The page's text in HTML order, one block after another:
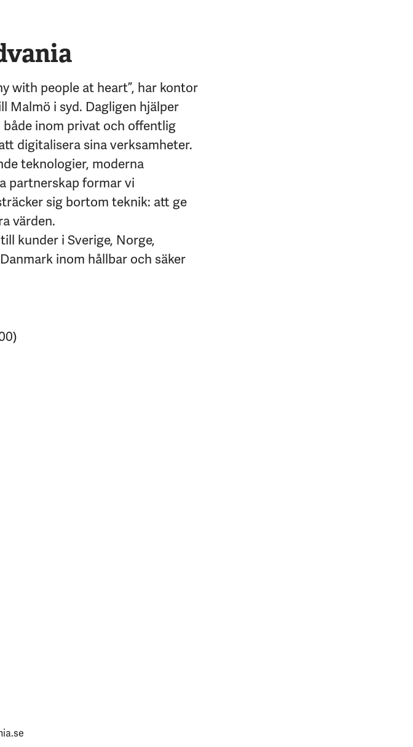
with people at heart”, har kontor
Malmö i syd. Dagligen hjälper
både inom privat och offentlig
digitalisera sina verksamheter.
teknologier, moderna
partnerskap formar vi
sig bortom teknik: att ge
värden.
kunder i Sverige, Norge,
inom hållbar och säker